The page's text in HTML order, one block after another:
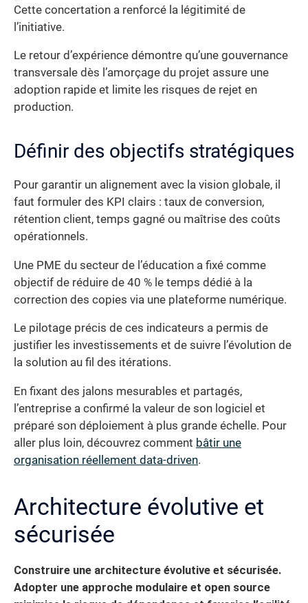
Cette concertation a renforcé la légitimité de
l’initiative.
Le retour d’expérience démontre qu’une gouvernance
transversale dès l’amorçage du projet assure une
adoption rapide et limite les risques de rejet en
production.
Définir des objectifs stratégiques
Pour garantir un alignement avec la vision globale, il
faut formuler des KPI clairs : taux de conversion,
rétention client, temps gagné ou maîtrise des coûts
opérationnels.
Une PME du secteur de l’éducation a fixé comme
objectif de réduire de 40 % le temps dédié à la
correction des copies via une plateforme numérique.
Le pilotage précis de ces indicateurs a permis de
justifier les investissements et de suivre l’évolution de
la solution au fil des itérations.
En fixant des jalons mesurables et partagés,
l’entreprise a confirmé la valeur de son logiciel et
préparé son déploiement à plus grande échelle. Pour
aller plus loin, découvrez comment bâtir une
organisation réellement data-driven.
Architecture évolutive et
sécurisée
Construire une architecture évolutive et sécurisée.
Adopter une approche modulaire et open source